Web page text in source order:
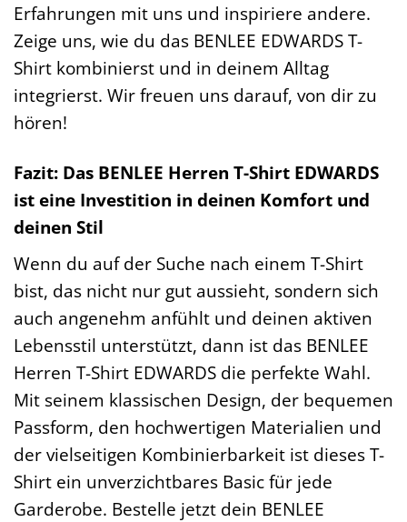
Erfahrungen mit uns und inspiriere andere.
Zeige uns, wie du das BENLEE EDWARDS T-
Shirt kombinierst und in deinem Alltag
integrierst. Wir freuen uns darauf, von dir zu
hören!
Fazit: Das BENLEE Herren T-Shirt EDWARDS
ist eine Investition in deinen Komfort und
deinen Stil
Wenn du auf der Suche nach einem T-Shirt
bist, das nicht nur gut aussieht, sondern sich
auch angenehm anfühlt und deinen aktiven
Lebensstil unterstützt, dann ist das BENLEE
Herren T-Shirt EDWARDS die perfekte Wahl.
Mit seinem klassischen Design, der bequemen
Passform, den hochwertigen Materialien und
der vielseitigen Kombinierbarkeit ist dieses T-
Shirt ein unverzichtbares Basic für jede
Garderobe. Bestelle jetzt dein BENLEE